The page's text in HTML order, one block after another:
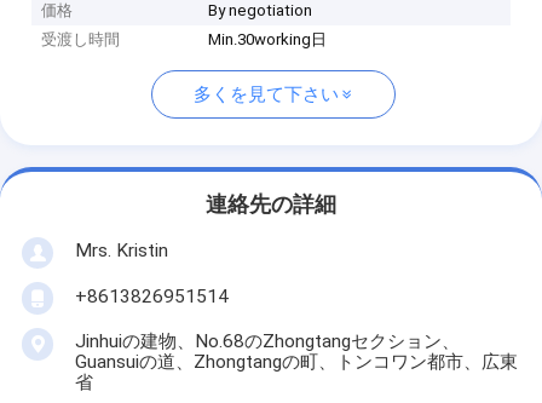
価格
By negotiation
受渡し時間
Min.30working日
多くを見て下さい
連絡先の詳細
Mrs. Kristin
+8613826951514
Jinhuiの建物、No.68のZhongtangセクション、
Guansuiの道、Zhongtangの町、トンコワン都市、広東
省